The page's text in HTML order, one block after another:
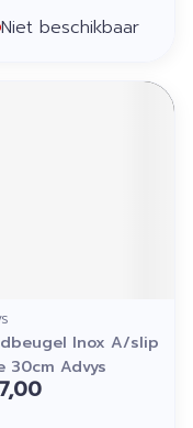
Niet beschikbaar
Inox A/slip
30cm Advys